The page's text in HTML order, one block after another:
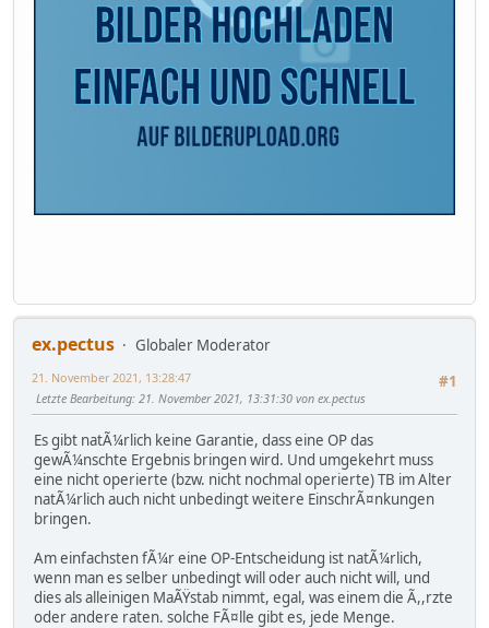
ex.pectus
Globaler Moderator
#1
21. November 2021, 13:28:47
Letzte Bearbeitung: 21. November 2021, 13:31:30 von ex.pectus
Es gibt natÃ¼rlich keine Garantie, dass eine OP das
gewÃ¼nschte Ergebnis bringen wird. Und umgekehrt muss
eine nicht operierte (bzw. nicht nochmal operierte) TB im Alter
natÃ¼rlich auch nicht unbedingt weitere EinschrÃ¤nkungen
bringen.
Am einfachsten fÃ¼r eine OP-Entscheidung ist natÃ¼rlich,
wenn man es selber unbedingt will oder auch nicht will, und
dies als alleinigen MaÃŸstab nimmt, egal, was einem die Ã,,rzte
oder andere raten. solche FÃ¤lle gibt es, jede Menge.